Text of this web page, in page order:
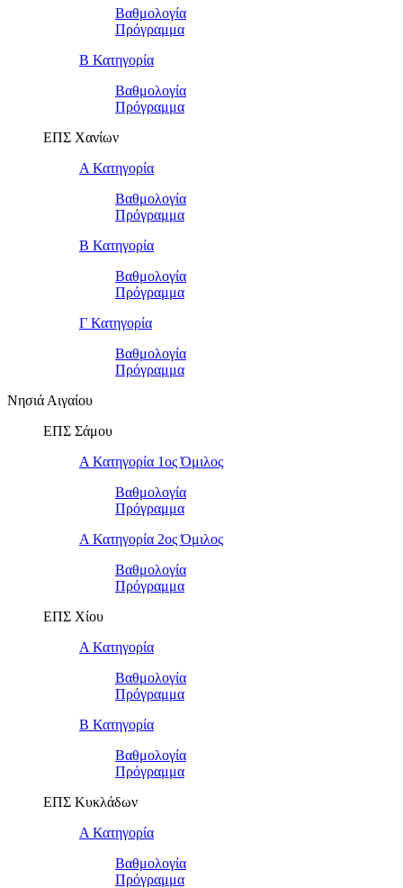
Βαθμολογία
Πρόγραμμα
Β Κατηγορία
Βαθμολογία
Πρόγραμμα
ΕΠΣ Χανίων
Α Κατηγορία
Βαθμολογία
Πρόγραμμα
Β Κατηγορία
Βαθμολογία
Πρόγραμμα
Γ Κατηγορία
Βαθμολογία
Πρόγραμμα
Νησιά Αιγαίου
ΕΠΣ Σάμου
Α Κατηγορία 1ος Όμιλος
Βαθμολογία
Πρόγραμμα
Α Κατηγορία 2ος Όμιλος
Βαθμολογία
Πρόγραμμα
ΕΠΣ Χίου
Α Κατηγορία
Βαθμολογία
Πρόγραμμα
Β Κατηγορία
Βαθμολογία
Πρόγραμμα
ΕΠΣ Κυκλάδων
Α Κατηγορία
Βαθμολογία
Πρόγραμμα